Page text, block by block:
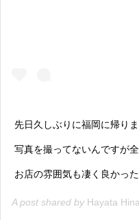
先日久しぶりに福岡に帰り
写真を撮ってないんですが
お店の雰囲気も凄く良かっ
A post shared by Hayata